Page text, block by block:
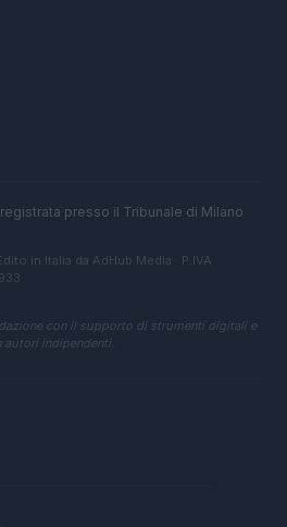
presso il Tribunale di Milano
in Italia da AdHub Media · P.IVA
con il supporto di strumenti digitali e
autori indipendenti.